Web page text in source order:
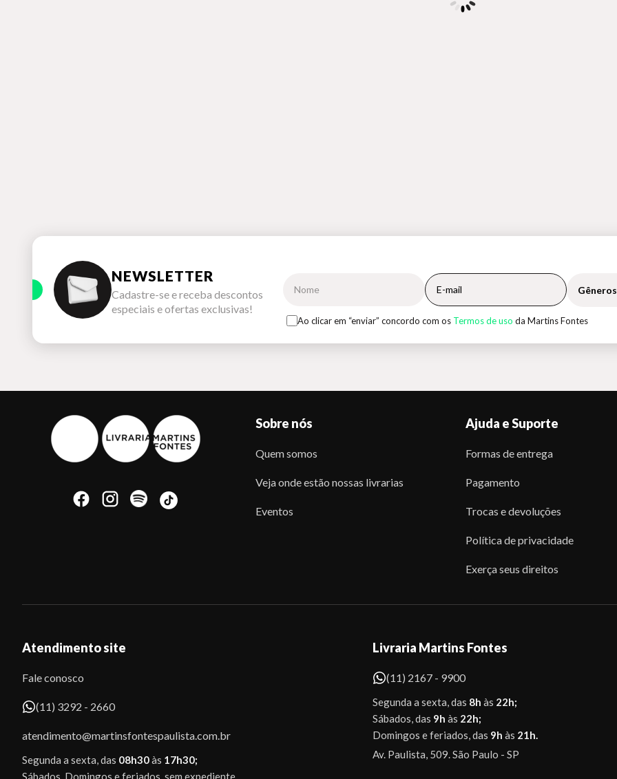
NEWSLETTER
Cadastre-se e receba descontos
especiais e ofertas exclusivas!
Ao clicar em “enviar” concordo com os Termos de uso da Martins Fontes
Sobre nós
Quem somos
Veja onde estão nossas livrarias
Eventos
Ajuda e Suporte
Formas de entrega
Pagamento
Trocas e devoluções
Política de privacidade
Exerça seus direitos
Atendimento site
Fale conosco
(11) 3292 - 2660
atendimento@martinsfontespaulista.com.br
Segunda a sexta, das 08h30às 17h30;
Sábados, Domingos e feriados, sem expediente.
Livraria Martins Fontes
(11) 2167 - 9900
Segunda a sexta, das 8h às 22h;
Sábados, das 9h às 22h;
Domingos e feriados, das 9h às 21h.
Av. Paulista, 509. São Paulo - SP